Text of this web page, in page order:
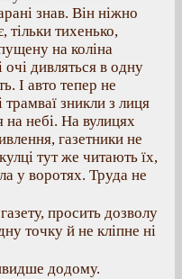
знав. Він ніжно
тільки тихенько,
на коліна
дивляться в одну
І авто тепер не
трамваї зникли з лиця
на небі. На вулицях
газетники не
тут же читають їх,
у воротях. Труда не
просить дозволу
точку й не кліпне ні
додому.